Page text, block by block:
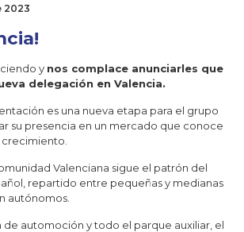
2023
y nos complace anunciarles que
delegación en Valencia.
es una nueva etapa para el grupo
su presencia en un mercado que conoce
Valenciana sigue el patrón del
repartido entre pequeñas y medianas
autónomos.
de automoción y todo el parque auxiliar, el